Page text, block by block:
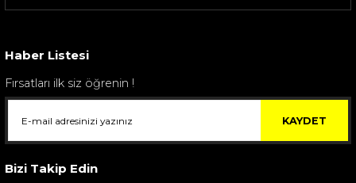
Sarev Elfıda Flanel Nevresim Takımı Çift Kişili...
Haber Listesi
Fırsatları ilk siz öğrenin !
KAYDET
Bizi Takip Edin